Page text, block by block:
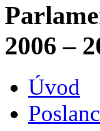
2006 –
Úvod